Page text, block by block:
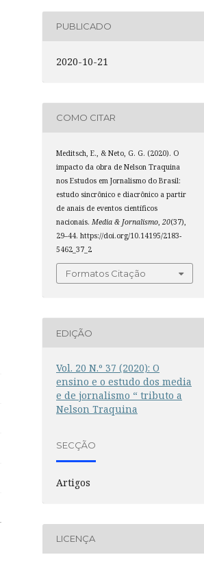
PUBLICADO
2020-10-21
COMO CITAR
Meditsch, E., & Neto, G. G. (2020). O
impacto da obra de Nelson Traquina
nos Estudos em Jornalismo do Brasil:
estudo sincrônico e diacrônico a partir
de anais de eventos científicos
nacionais.Media & Jornalismo,20(37),
29–44. https://doi.org/10.14195/2183-
5462_37_2
Formatos Citação
EDIÇÃO
Vol. 20 N.º 37 (2020): O
ensino e o estudo dos media
e de jornalismo “ tributo a
Nelson Traquina
SECÇÃO
Artigos
LICENÇA